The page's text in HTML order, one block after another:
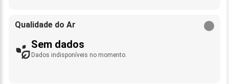
Qualidade do Ar
Sem dados
Dados indisponíveis no momento.